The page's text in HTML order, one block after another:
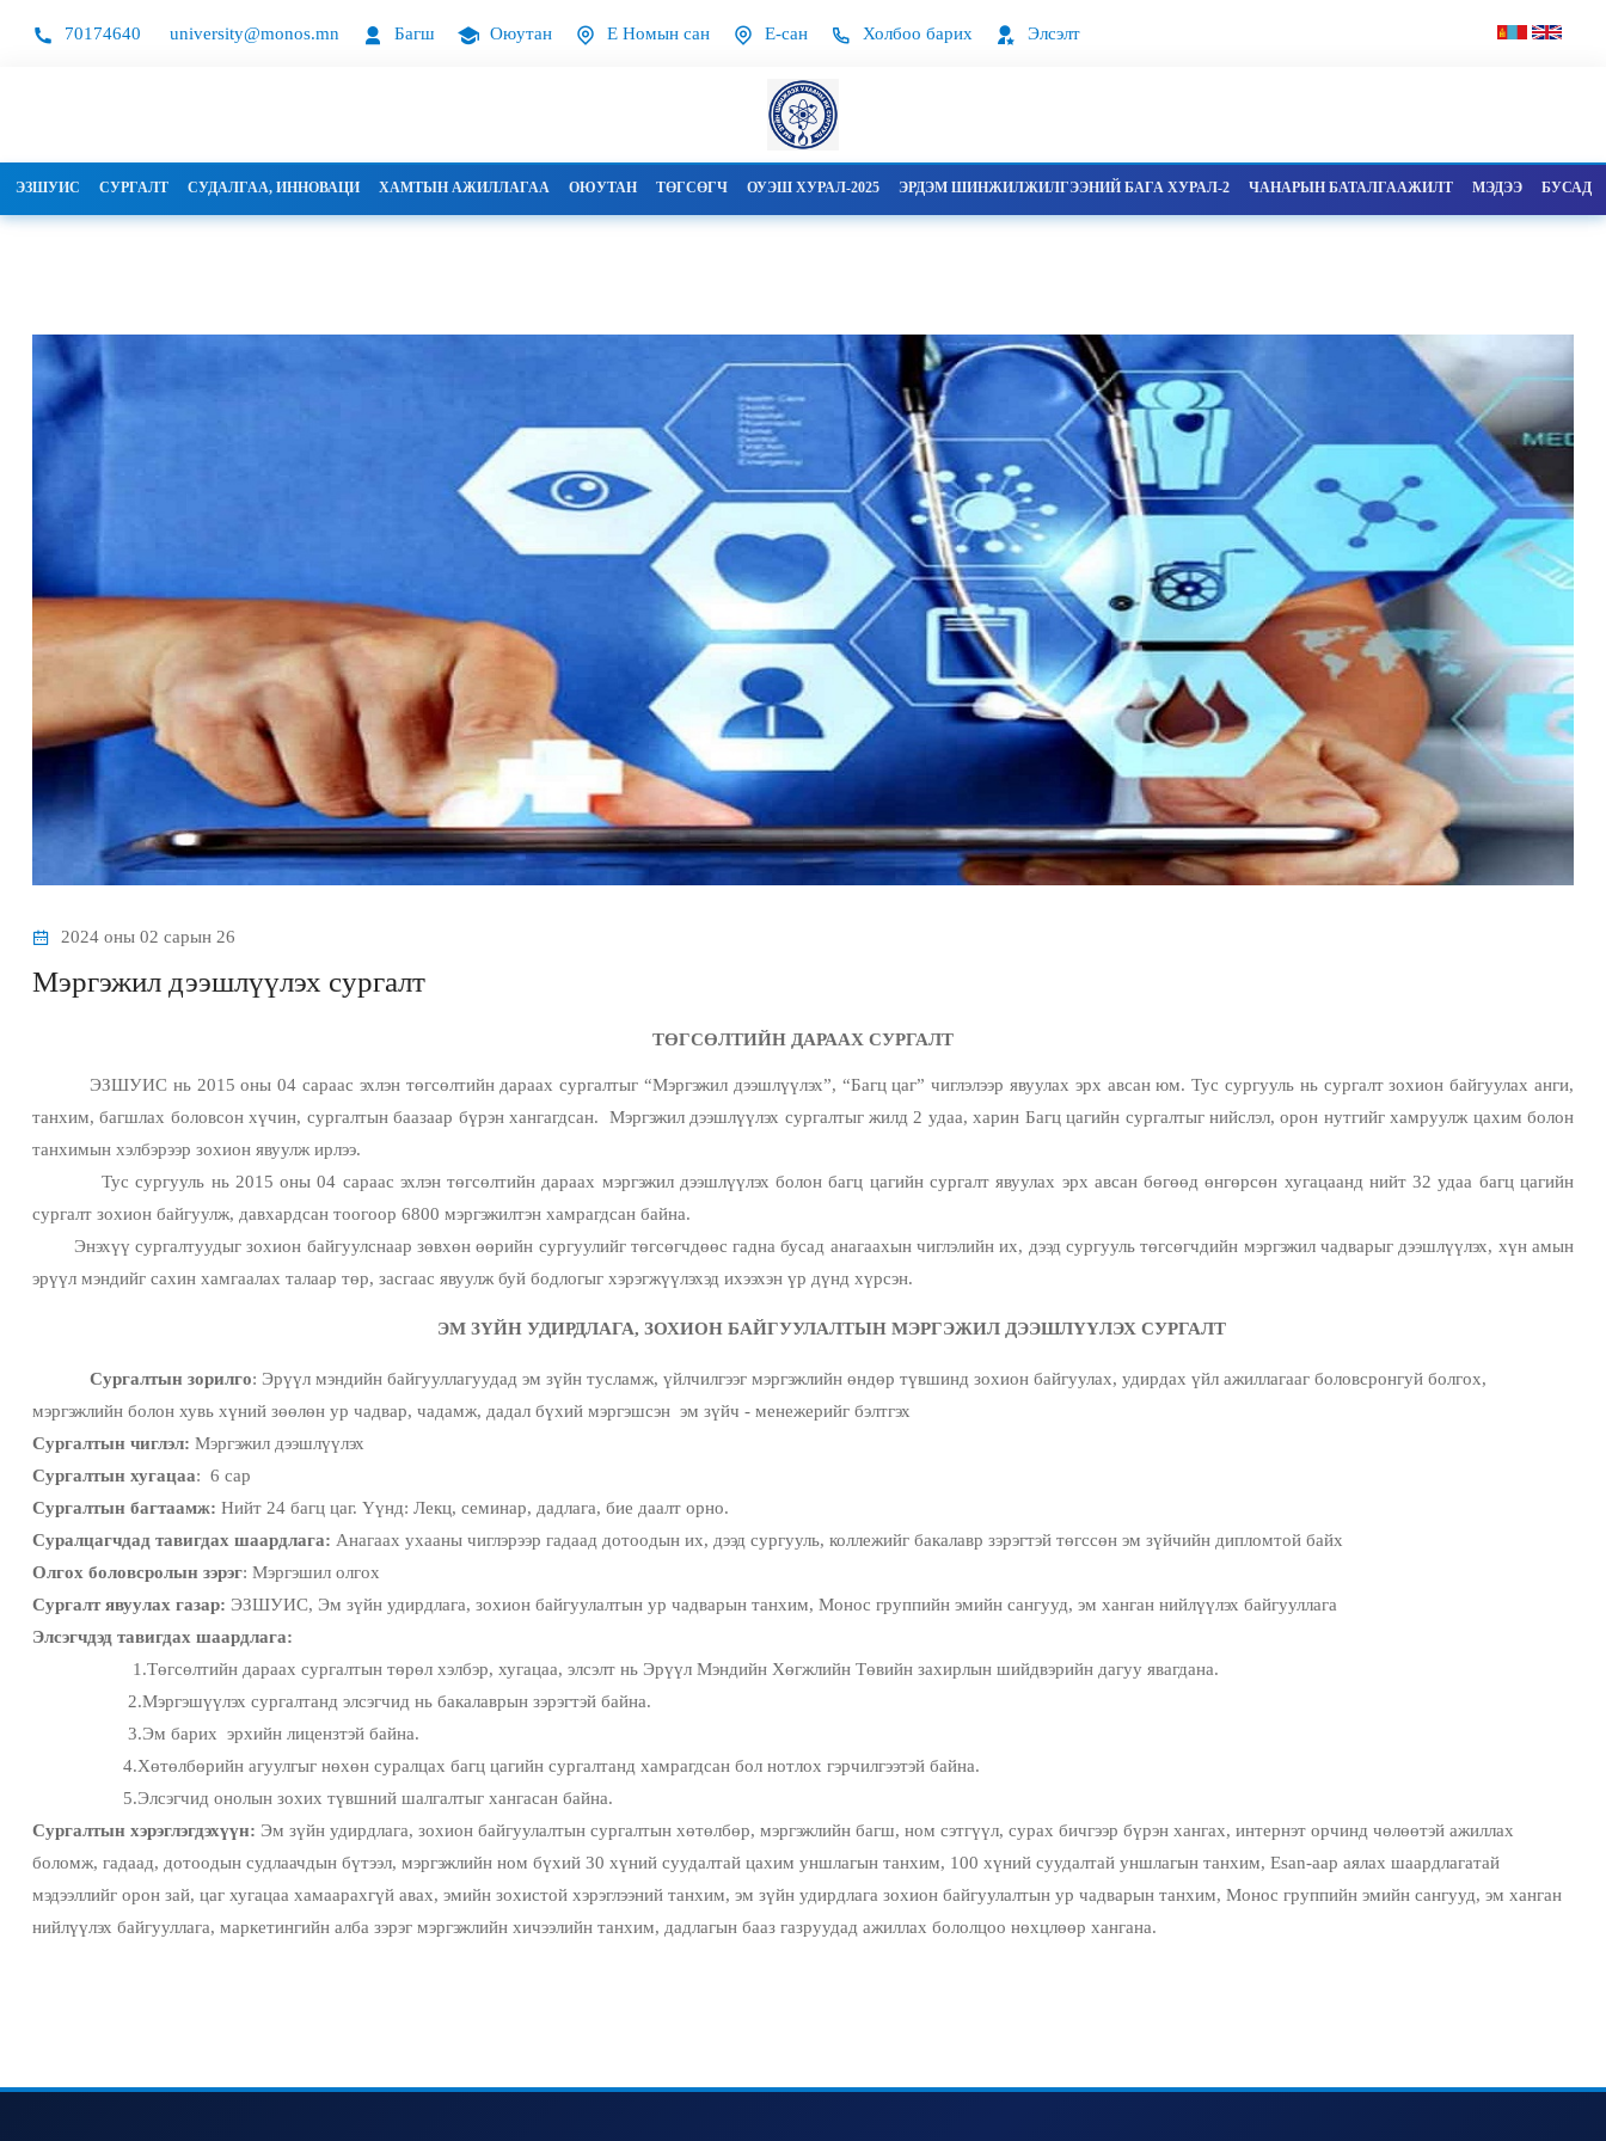
70174640 university@monos.mn Багш Оюутан Е Номын сан Е-сан Холбоо барих Элсэлт
ЭЗШУИС СУРГАЛТ СУДАЛГАА, ИННОВАЦИ ХАМТЫН АЖИЛЛАГАА ОЮУТАН ТӨГСӨГЧ ОУЭШ ХУРАЛ-2025 ЭРДЭМ ШИНЖИЛЖИЛГЭЭНИЙ БАГА ХУРАЛ-2 ЧАНАРЫН БАТАЛГААЖИЛТ МЭДЭЭ БУСАД
2024 оны 02 сарын 26
Мэргэжил дээшлүүлэх сургалт
ТӨГСӨЛТИЙН ДАРААХ СУРГАЛТ
ЭЗШУИС нь 2015 оны 04 сараас эхлэн төгсөлтийн дараах сургалтыг “Мэргэжил дээшлүүлэх”, “Багц цаг” чиглэлээр явуулах эрх авсан юм. Тус сургууль нь сургалт зохион байгуулах анги,
танхим, багшлах боловсон хүчин, сургалтын баазаар бүрэн хангагдсан. Мэргэжил дээшлүүлэх сургалтыг жилд 2 удаа, харин Багц цагийн сургалтыг нийслэл, орон нутгийг хамруулж цахим болон
танхимын хэлбэрээр зохион явуулж ирлээ.
Тус сургууль нь 2015 оны 04 сараас эхлэн төгсөлтийн дараах мэргэжил дээшлүүлэх болон багц цагийн сургалт явуулах эрх авсан бөгөөд өнгөрсөн хугацаанд нийт 32 удаа багц цагийн
сургалт зохион байгуулж, давхардсан тоогоор 6800 мэргэжилтэн хамрагдсан байна.
Энэхүү сургалтуудыг зохион байгуулснаар зөвхөн өөрийн сургуулийг төгсөгчдөөс гадна бусад анагаахын чиглэлийн их, дээд сургууль төгсөгчдийн мэргэжил чадварыг дээшлүүлэх, хүн амын
эрүүл мэндийг сахин хамгаалах талаар төр, засгаас явуулж буй бодлогыг хэрэгжүүлэхэд ихээхэн үр дүнд хүрсэн.
ЭМ ЗҮЙН УДИРДЛАГА, ЗОХИОН БАЙГУУЛАЛТЫН МЭРГЭЖИЛ ДЭЭШЛҮҮЛЭХ СУРГАЛТ
Сургалтын зорилго: Эрүүл мэндийн байгууллагуудад эм зүйн тусламж, үйлчилгээг мэргэжлийн өндөр түвшинд зохион байгуулах, удирдах үйл ажиллагааг боловсронгуй болгох,
мэргэжлийн болон хувь хүний зөөлөн ур чадвар, чадамж, дадал бүхий мэргэшсэн эм зүйч - менежерийг бэлтгэх
Сургалтын чиглэл: Мэргэжил дээшлүүлэх
Сургалтын хугацаа: 6 сар
Сургалтын багтаамж: Нийт 24 багц цаг. Үүнд: Лекц, семинар, дадлага, бие даалт орно.
Суралцагчдад тавигдах шаардлага: Анагаах ухааны чиглэрээр гадаад дотоодын их, дээд сургууль, коллежийг бакалавр зэрэгтэй төгссөн эм зүйчийн дипломтой байх
Олгох боловсролын зэрэг: Мэргэшил олгох
Сургалт явуулах газар: ЭЗШУИС, Эм зүйн удирдлага, зохион байгуулалтын ур чадварын танхим, Монос группийн эмийн сангууд, эм ханган нийлүүлэх байгууллага
Элсэгчдэд тавигдах шаардлага:
1.Төгсөлтийн дараах сургалтын төрөл хэлбэр, хугацаа, элсэлт нь Эрүүл Мэндийн Хөгжлийн Төвийн захирлын шийдвэрийн дагуу явагдана.
2.Мэргэшүүлэх сургалтанд элсэгчид нь бакалаврын зэрэгтэй байна.
3.Эм барих эрхийн лицензтэй байна.
4.Хөтөлбөрийн агуулгыг нөхөн суралцах багц цагийн сургалтанд хамрагдсан бол нотлох гэрчилгээтэй байна.
5.Элсэгчид онолын зохих түвшний шалгалтыг хангасан байна.
Сургалтын хэрэглэгдэхүүн: Эм зүйн удирдлага, зохион байгуулалтын сургалтын хөтөлбөр, мэргэжлийн багш, ном сэтгүүл, сурах бичгээр бүрэн хангах, интернэт орчинд чөлөөтэй ажиллах
боломж, гадаад, дотоодын судлаачдын бүтээл, мэргэжлийн ном бүхий 30 хүний суудалтай цахим уншлагын танхим, 100 хүний суудалтай уншлагын танхим, Esan-аар аялах шаардлагатай
мэдээллийг орон зай, цаг хугацаа хамаарахгүй авах, эмийн зохистой хэрэглээний танхим, эм зүйн удирдлага зохион байгуулалтын ур чадварын танхим, Монос группийн эмийн сангууд, эм ханган
нийлүүлэх байгууллага, маркетингийн алба зэрэг мэргэжлийн хичээлийн танхим, дадлагын бааз газруудад ажиллах бололцоо нөхцлөөр хангана.